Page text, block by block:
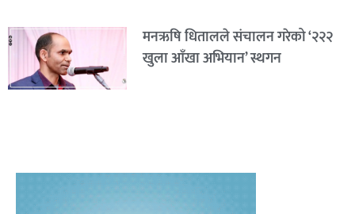
मनऋषि धितालले संचालन गरेको ‘२२२
खुला आँखा अभियान’ स्थगन